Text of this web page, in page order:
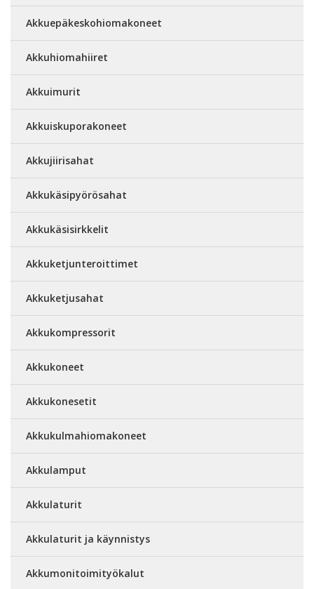
Akkuepäkeskohiomakoneet
Akkuhiomahiiret
Akkuimurit
Akkuiskuporakoneet
Akkujiirisahat
Akkukäsipyörösahat
Akkukäsisirkkelit
Akkuketjunteroittimet
Akkuketjusahat
Akkukompressorit
Akkukoneet
Akkukonesetit
Akkukulmahiomakoneet
Akkulamput
Akkulaturit
Akkulaturit ja käynnistys
Akkumonitoimityökalut